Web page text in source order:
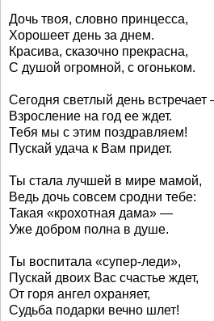
Дочь твоя, словно принцесса,
Хорошеет день за днем.
Красива, сказочно прекрасна,
С душой огромной, с огоньком.
Сегодня светлый день
Взросление на год ее ждет.
Тебя мы с этим поздравляем!
Пускай удача к Вам придет.
Ты стала лучшей в мире мамой,
Ведь дочь совсем сродни тебе:
Такая «крохотная дама» ―
Уже добром полна в душе.
Ты воспитала «супер-леди»,
Пускай двоих Вас счастье ждет,
От горя ангел охраняет,
Судьба подарки вечно шлет!